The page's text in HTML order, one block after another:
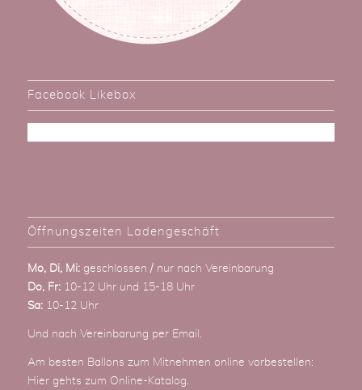
Facebook Likebox
Öffnungszeiten Ladengeschäft
Mo, Di, Mi:geschlossen / nur nach Vereinbarung
Do, Fr:10-12 Uhr und 15-18 Uhr
Sa:10-12 Uhr
Und nach Vereinbarung per Email .
Am besten Ballons zum Mitnehmen online vorbestellen:
Hier gehts zum Online-Katalog.